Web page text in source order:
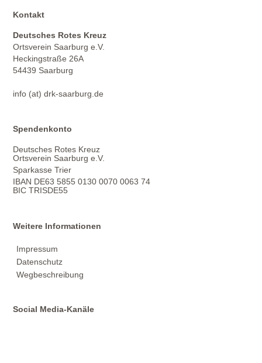
Kontakt
Deutsches Rotes Kreuz
Ortsverein Saarburg e.V.
Heckingstraße 26A
54439 Saarburg
info (at) drk-saarburg.de
Spendenkonto
Deutsches Rotes Kreuz
Ortsverein Saarburg e.V.
Sparkasse Trier
IBAN DE63 5855 0130 0070 0063 74
BIC TRISDE55
Weitere Informationen
Impressum
Datenschutz
Wegbeschreibung
Social Media-Kanäle